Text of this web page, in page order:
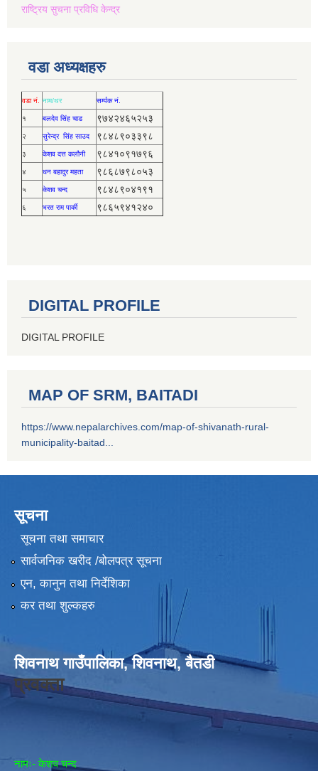
राष्ट्रिय सुचना प्रविधि केन्द्र
वडा अध्यक्षहरु
वडा नं. नाम/थर सर्म्पक नं.
१ बलदेव सिंह चाड ९७४२४६५२५३
२ सुरेन्द्र सिंह साउद ९८४८९०३३९८
३ केशव दत्त कलौनी ९८४१०९१७९६
४ धन बहादुर महता ९८६८७९८०५३
५ केशव चन्द ९८४८९०४१९१
६ भरत राम पार्की ९८६५९४१२४०
DIGITAL PROFILE
DIGITAL PROFILE
MAP OF SRM, BAITADI
https://www.nepalarchives.com/map-of-shivanath-rural-
municipality-baitad...
सूचना
सूचना तथा समाचार
सार्वजनिक खरीद /बोलपत्र सूचना
एन, कानुन तथा निर्देशिका
कर तथा शुल्कहरु
शिवनाथ गाउँपालिका, शिवनाथ, बैतडी
प्रवक्ता
नामः- केशव चन्द